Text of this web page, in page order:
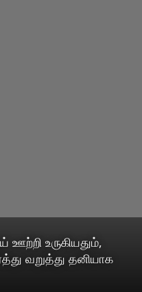
ஊற்றி உருகியதும்,
வறுத்து தனியாக